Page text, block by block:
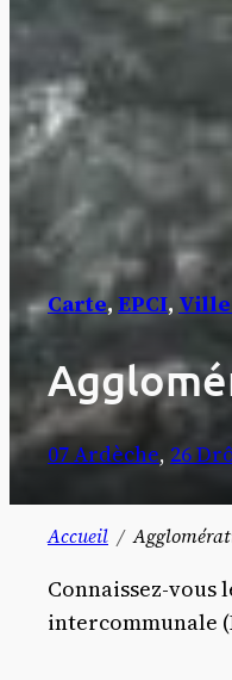
Carte, EPCI,
07 Ardèche, 26
Accueil
Connaissez-vous
intercommunale